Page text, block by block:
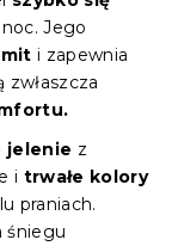
Jego
i zapewnia
jelenie z
i trwałe kolory
praniach.
śniegu